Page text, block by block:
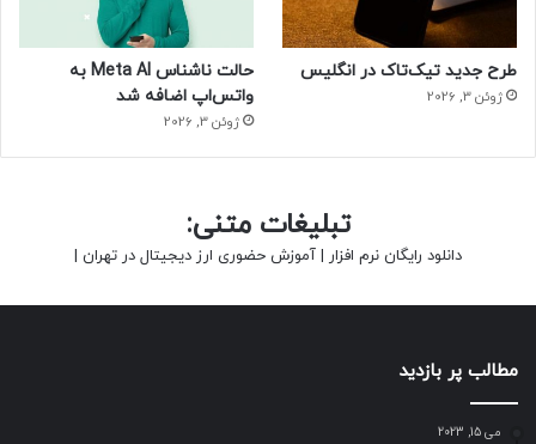
طرح جدید تیک‌تاک در انگلیس
ژوئن 3, 2026
حالت ناشناس Meta AI به
واتس‌اپ اضافه شد
ژوئن 3, 2026
تبلیغات متنی:
دانلود رایگان نرم افزار | آموزش حضوری ارز دیجیتال در تهران |
مطالب پر بازدید
می 15, 2023